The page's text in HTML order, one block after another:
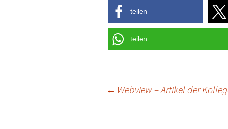
teilen
teilen
← Webview – Artikel der